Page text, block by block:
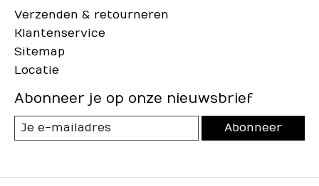
Verzenden & retourneren
Klantenservice
Sitemap
Locatie
Abonneer je op onze nieuwsbrief
Abonneer